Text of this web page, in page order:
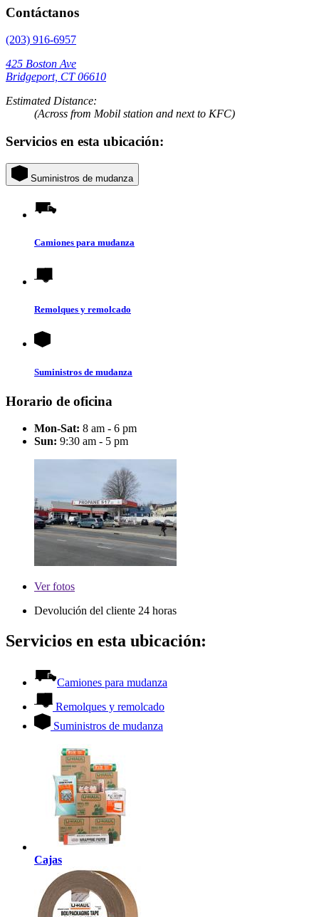
Contáctanos
(203) 916-6957
425 Boston Ave
Bridgeport, CT 06610
Estimated Distance:
(Across from Mobil station and next to KFC)
Servicios en esta ubicación:
Suministros de mudanza
Camiones para mudanza
Remolques y remolcado
Suministros de mudanza
Horario de oficina
Mon-Sat: 8 am - 6 pm
Sun: 9:30 am - 5 pm
Verfotos
Devolución del cliente 24 horas
Servicios en esta ubicación:
Camiones para mudanza
Remolques y remolcado
Suministros de mudanza
Cajas